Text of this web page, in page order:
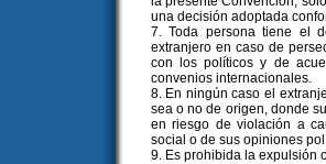
una decisión adoptada
7. Toda persona tiene el
extranjero en caso de
con los políticos y de
convenios internacionales.
8. En ningún caso el
sea o no de origen, donde
en riesgo de violación a
social o de sus opiniones
9. Es prohibida la expulsión